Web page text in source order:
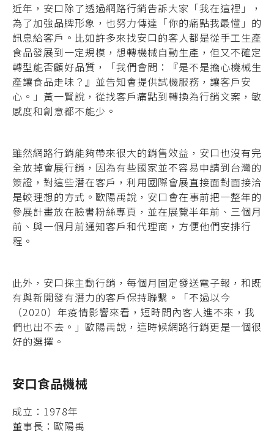
近年，安口除了透過網路行銷告訴大家「我在這裡」，
為了加強品牌形象，也努力傳達「你的痛點我最懂」的
訊息給客戶。 比如許多來找安口的客人都是從手工生產
食品發展到一定規模，想轉機械自動生產，但又不確定
轉型能否顧好品質，「我們會問：『是不是擔心機械生
產讓食品走味？』並告知會提供試機服務，讓客戶安
心。」黃一賢說，從找客戶痛點到轉換為行銷文案，敏
感度和創意都不能少。
雖然網路行銷能夠帶來很大的銷售效益，安口也沒有完
全放掉會展行銷，因為有些國家並不容易申請到台灣的
簽證，對這些潛在客戶，利用國際會展直接面對面接洽
是較理想的方式。歐陽禹說，安口會在事前把一整年的
參展計畫放在臉書粉絲專頁，並在展覽半年前、三個月
前、與一個月前通知客戶和代理商，方便他們安排行
程。
此外，安口採主動行銷，每個月固定發送電子報，和既
有與新開發有潛力的客戶保持聯繫。
「不過以今
（2020）年疫情影響來看，短時間內客人進不來，我
們也出不去。」歐陽禹說， 這時候網路行銷更是一個很
好的選擇。
安口食品機械
成立：1978年
董事長：歐陽禹